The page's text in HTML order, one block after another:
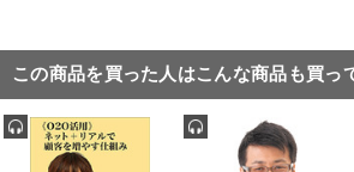
この商品を買った人はこんな商品も買っ